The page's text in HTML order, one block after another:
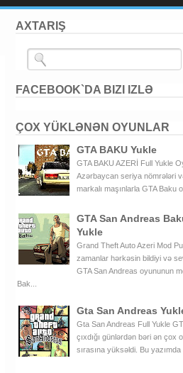
AXTARIŞ
FACEBOOK`DA BIZI IZLƏ
ÇOX YÜKLƏNƏN OYUNLAR
GTA BAKU Yukle
GTA BAKU AZERİ Full Yukle
Azərbaycan seriya nömrələri
markalı maşınlarla GTA Baku
GTA San Andreas
Yukle
Grand Theft Auto Azeri Mod
zamanlar hərkəsin bildiyi və
GTA San Andreas oyununun
Bak...
Gta San Andreas
Gta San Andreas Full Yukle
çıxdığı günlərdən bəri ən çox
sırasına yüksəldi. Bu yazımda